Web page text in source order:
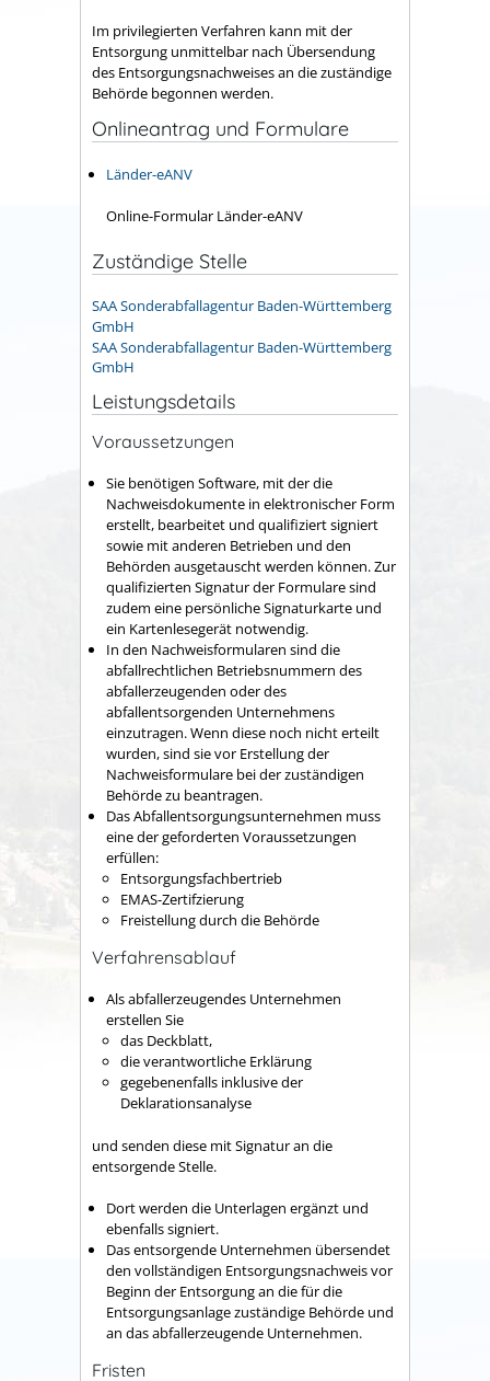
Im privilegierten Verfahren kann mit der
Entsorgung unmittelbar nach Übersendung
des Entsorgungsnachweises an die zuständige
Behörde begonnen werden.
Onlineantrag und Formulare
Länder-eANV
Online-Formular Länder-eANV
Zuständige Stelle
SAA Sonderabfallagentur Baden-Württemberg
GmbH
SAA Sonderabfallagentur Baden-Württemberg
GmbH
Leistungsdetails
Voraussetzungen
Sie benötigen Software, mit der die
Nachweisdokumente in elektronischer Form
erstellt, bearbeitet und qualifiziert signiert
sowie mit anderen Betrieben und den
Behörden ausgetauscht werden können. Zur
qualifizierten Signatur der Formulare sind
zudem eine persönliche Signaturkarte und
ein Kartenlesegerät notwendig.
In den Nachweisformularen sind die
abfallrechtlichen Betriebsnummern des
abfallerzeugenden oder des
abfallentsorgenden Unternehmens
einzutragen. Wenn diese noch nicht erteilt
wurden, sind sie vor Erstellung der
Nachweisformulare bei der zuständigen
Behörde zu beantragen.
Das Abfallentsorgungsunternehmen muss
eine der geforderten Voraussetzungen
erfüllen:
Entsorgungsfachbertrieb
EMAS-Zertifzierung
Freistellung durch die Behörde
Verfahrensablauf
Als abfallerzeugendes Unternehmen
erstellen Sie
das Deckblatt,
die verantwortliche Erklärung
gegebenenfalls inklusive der
Deklarationsanalyse
und senden diese mit Signatur an die
entsorgende Stelle.
Dort werden die Unterlagen ergänzt und
ebenfalls signiert.
Das entsorgende Unternehmen übersendet
den vollständigen Entsorgungsnachweis vor
Beginn der Entsorgung an die für die
Entsorgungsanlage zuständige Behörde und
an das abfallerzeugende Unternehmen.
Fristen